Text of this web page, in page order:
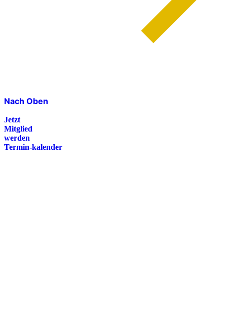
Nach Oben
Jetzt
Mitglied
werden
Termin-kalender